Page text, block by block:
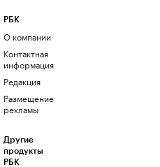
РБК
О компании
Контактная
информация
Редакция
Размещение
рекламы
Другие
продукты
РБК